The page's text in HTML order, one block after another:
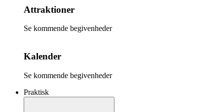
Attraktioner
Se kommende begivenheder
Kalender
Se kommende begivenheder
Praktisk